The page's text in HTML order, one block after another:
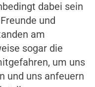
dabei sein
und
am
sogar die
um uns
und uns anfeuern